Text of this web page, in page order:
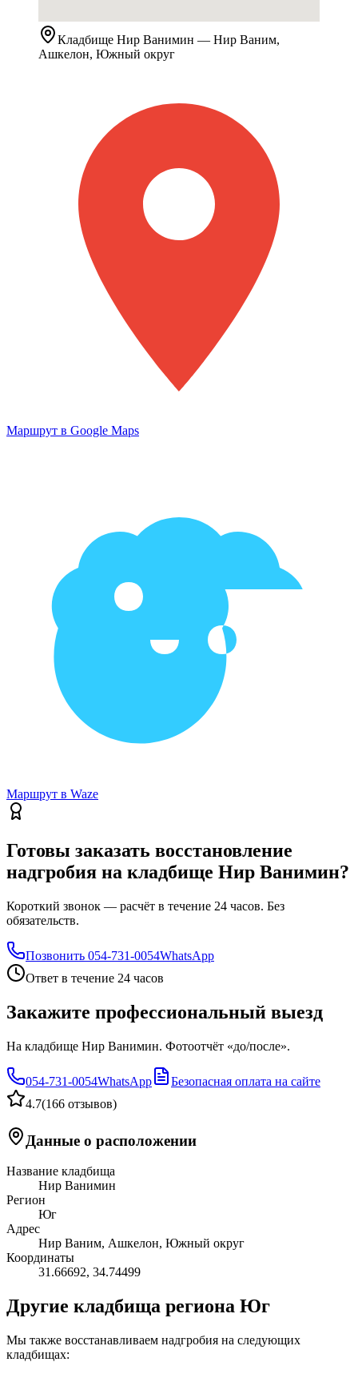
Кладбище Нир Ванимин — Нир Ваним,
Ашкелон, Южный округ
Маршрут в Google Maps
Маршрут в Waze
Готовы заказать восстановление
надгробия на кладбище Нир Ванимин?
Короткий звонок — расчёт в течение 24 часов. Без
обязательств.
Позвонить 054-731-0054WhatsApp
Ответ в течение 24 часов
Закажите профессиональный выезд
На кладбище Нир Ванимин. Фотоотчёт «до/после».
054-731-0054WhatsApp
Безопасная оплата на сайте
4.7(166 отзывов)
Данные о расположении
Название кладбища
Нир Ванимин
Регион
Юг
Адрес
Нир Ваним, Ашкелон, Южный округ
Координаты
31.66692, 34.74499
Другие кладбища региона Юг
Мы также восстанавливаем надгробия на следующих
кладбищах: